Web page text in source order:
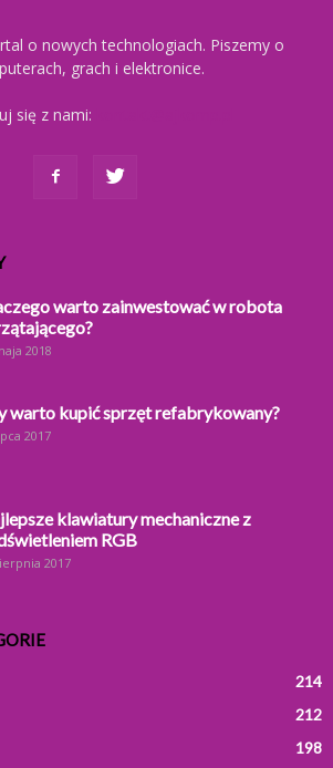
o nowych technologiach. Piszemy o
grach i elektronice.
się z nami:
warto zainwestować w robota
2018
warto kupić sprzęt refabrykowany?
2017
klawiatury mechaniczne z
RGB
2017
214
212
198